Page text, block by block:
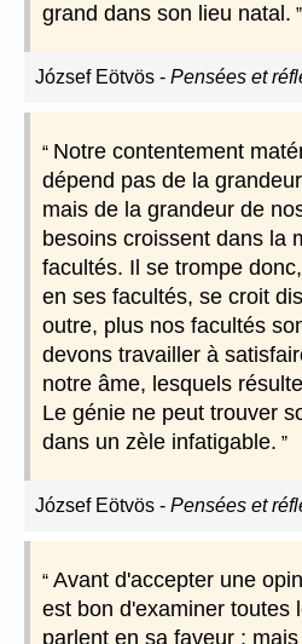
grand dans son lieu natal.
József Eötvös - Pensées et
Notre contentement
dépend pas de la
mais de la grandeur de
besoins croissent dans la
facultés. Il se trompe
en ses facultés, se croit
outre, plus nos facultés
devons travailler à
notre âme, lesquels
Le génie ne peut trouver
dans un zèle infatigable.
József Eötvös - Pensées et
Avant d'accepter une
est bon d'examiner toutes
parlent en sa faveur ;